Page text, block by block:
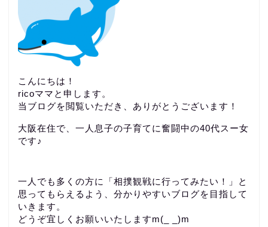
こんにちは！
ricoママと申します。
当ブログを閲覧いただき、ありがとうございます！
大阪在住で、一人息子の子育てに奮闘中の40代スー女
です♪
一人でも多くの方に「相撲観戦に行ってみたい！」と
思ってもらえるよう、分かりやすいブログを目指して
いきます。
どうぞ宜しくお願いいたしますm(_ _)m